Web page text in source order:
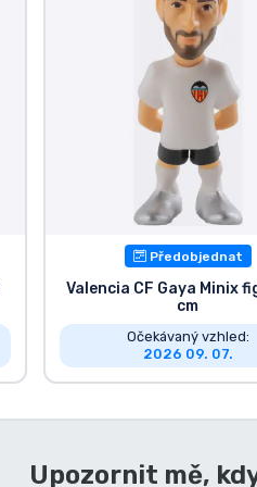
Předobjednat
Valencia CF Gaya Minix
cm
Očekávaný vzhled:
2026 09. 07.
Upozornit mě,